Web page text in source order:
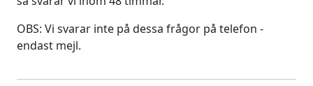
OBS: Vi svarar inte på dessa frågor på telefon -
endast mejl.